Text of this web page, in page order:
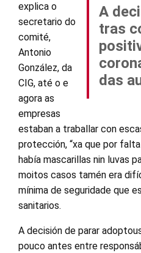
A
tras
das
explica o
secretario do
comité,
Antonio
González, da
CIG, até o e
agora as
empresas
estaban a traballar con
protección, “xa que por
había mascarillas nin luvas
moitos casos tamén era
mínima de seguridade que
sanitarios.
A decisión de parar
pouco antes entre